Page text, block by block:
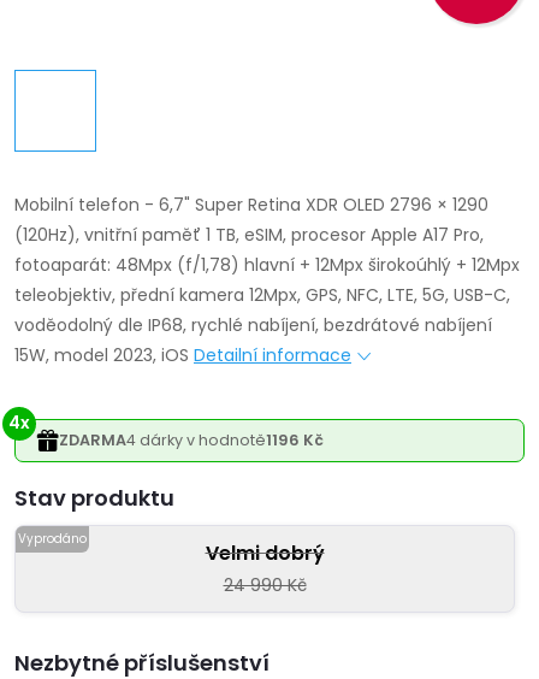
Mobilní telefon - 6,7" Super Retina XDR OLED 2796 × 1290
(120Hz), vnitřní paměť 1 TB, eSIM, procesor Apple A17 Pro,
fotoaparát: 48Mpx (f/1,78) hlavní + 12Mpx širokoúhlý + 12Mpx
teleobjektiv, přední kamera 12Mpx, GPS, NFC, LTE, 5G, USB-C,
voděodolný dle IP68, rychlé nabíjení, bezdrátové nabíjení
15W, model 2023, iOS Detailní informace
4x
ZDARMA4 dárky v hodnotě1196 Kč
Velmi dobrý
24 990 Kč
Nezbytné příslušenství